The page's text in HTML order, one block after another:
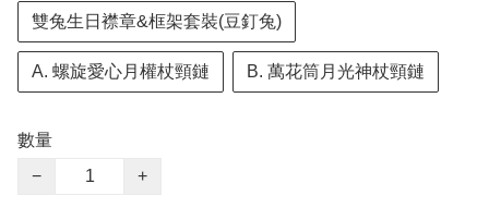
雙兔生日襟章&框架套裝(豆釘兔)
A. 螺旋愛心月權杖頸鏈 B. 萬花筒月光神杖頸鏈
數量
−
+